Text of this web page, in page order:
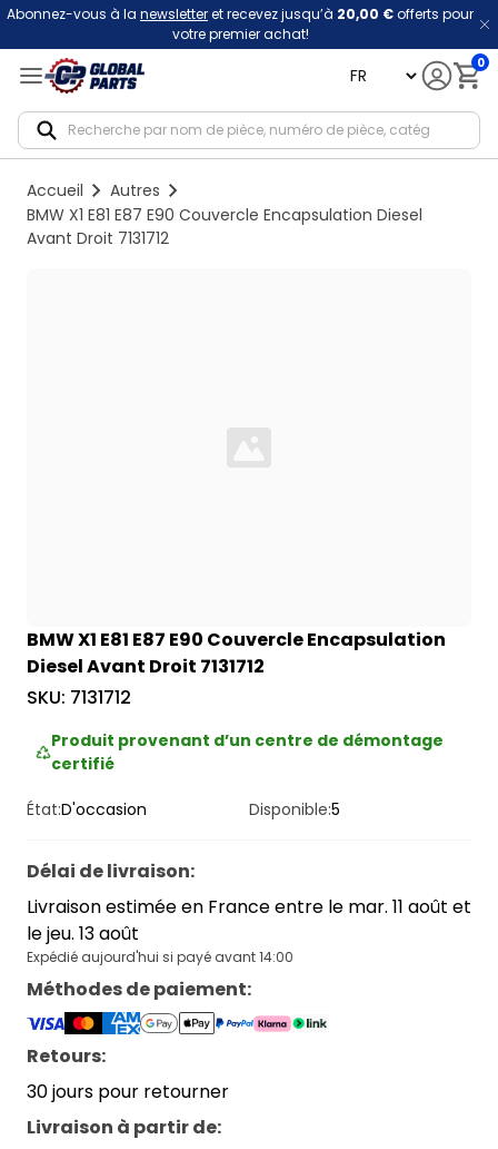
Abonnez-vous à la newsletteret recevez jusqu’à 20,00 €offerts pour
votre premier achat!
language 0
Accueil
Autres
BMW X1 E81 E87 E90 Couvercle Encapsulation Diesel
Avant Droit 7131712
BMW X1 E81 E87 E90 Couvercle Encapsulation
Diesel Avant Droit 7131712
SKU: 7131712
Produit provenant d’un centre de démontage
certifié
État:D'occasion Disponible:5
Délai de livraison:
Livraison estimée en France entre le mar. 11 août et
le jeu. 13 août
Expédié aujourd'hui si payé avant 14:00
Méthodes de paiement:
Retours:
30 jours pour retourner
Livraison à partir de: